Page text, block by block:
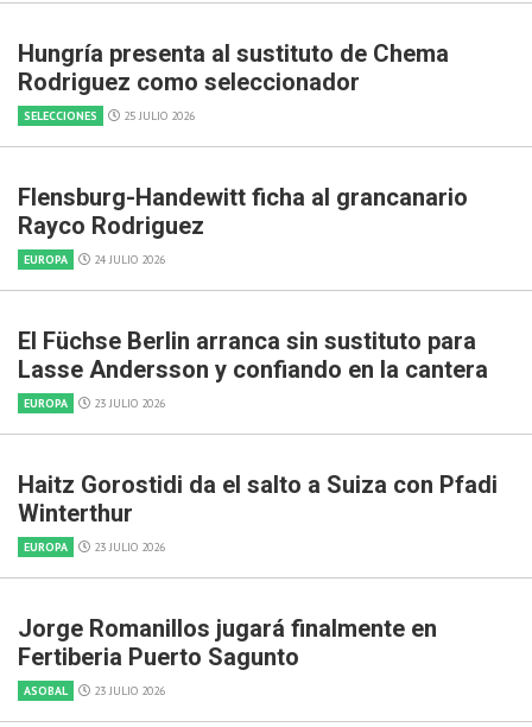
Hungría presenta al sustituto de Chema
Rodriguez como seleccionador
SELECCIONES 25 JULIO 2026
Flensburg-Handewitt ficha al grancanario
Rayco Rodriguez
EUROPA 24 JULIO 2026
El Füchse Berlin arranca sin sustituto para
Lasse Andersson y confiando en la cantera
EUROPA 23 JULIO 2026
Haitz Gorostidi da el salto a Suiza con Pfadi
Winterthur
EUROPA 23 JULIO 2026
Jorge Romanillos jugará finalmente en
Fertiberia Puerto Sagunto
ASOBAL 23 JULIO 2026